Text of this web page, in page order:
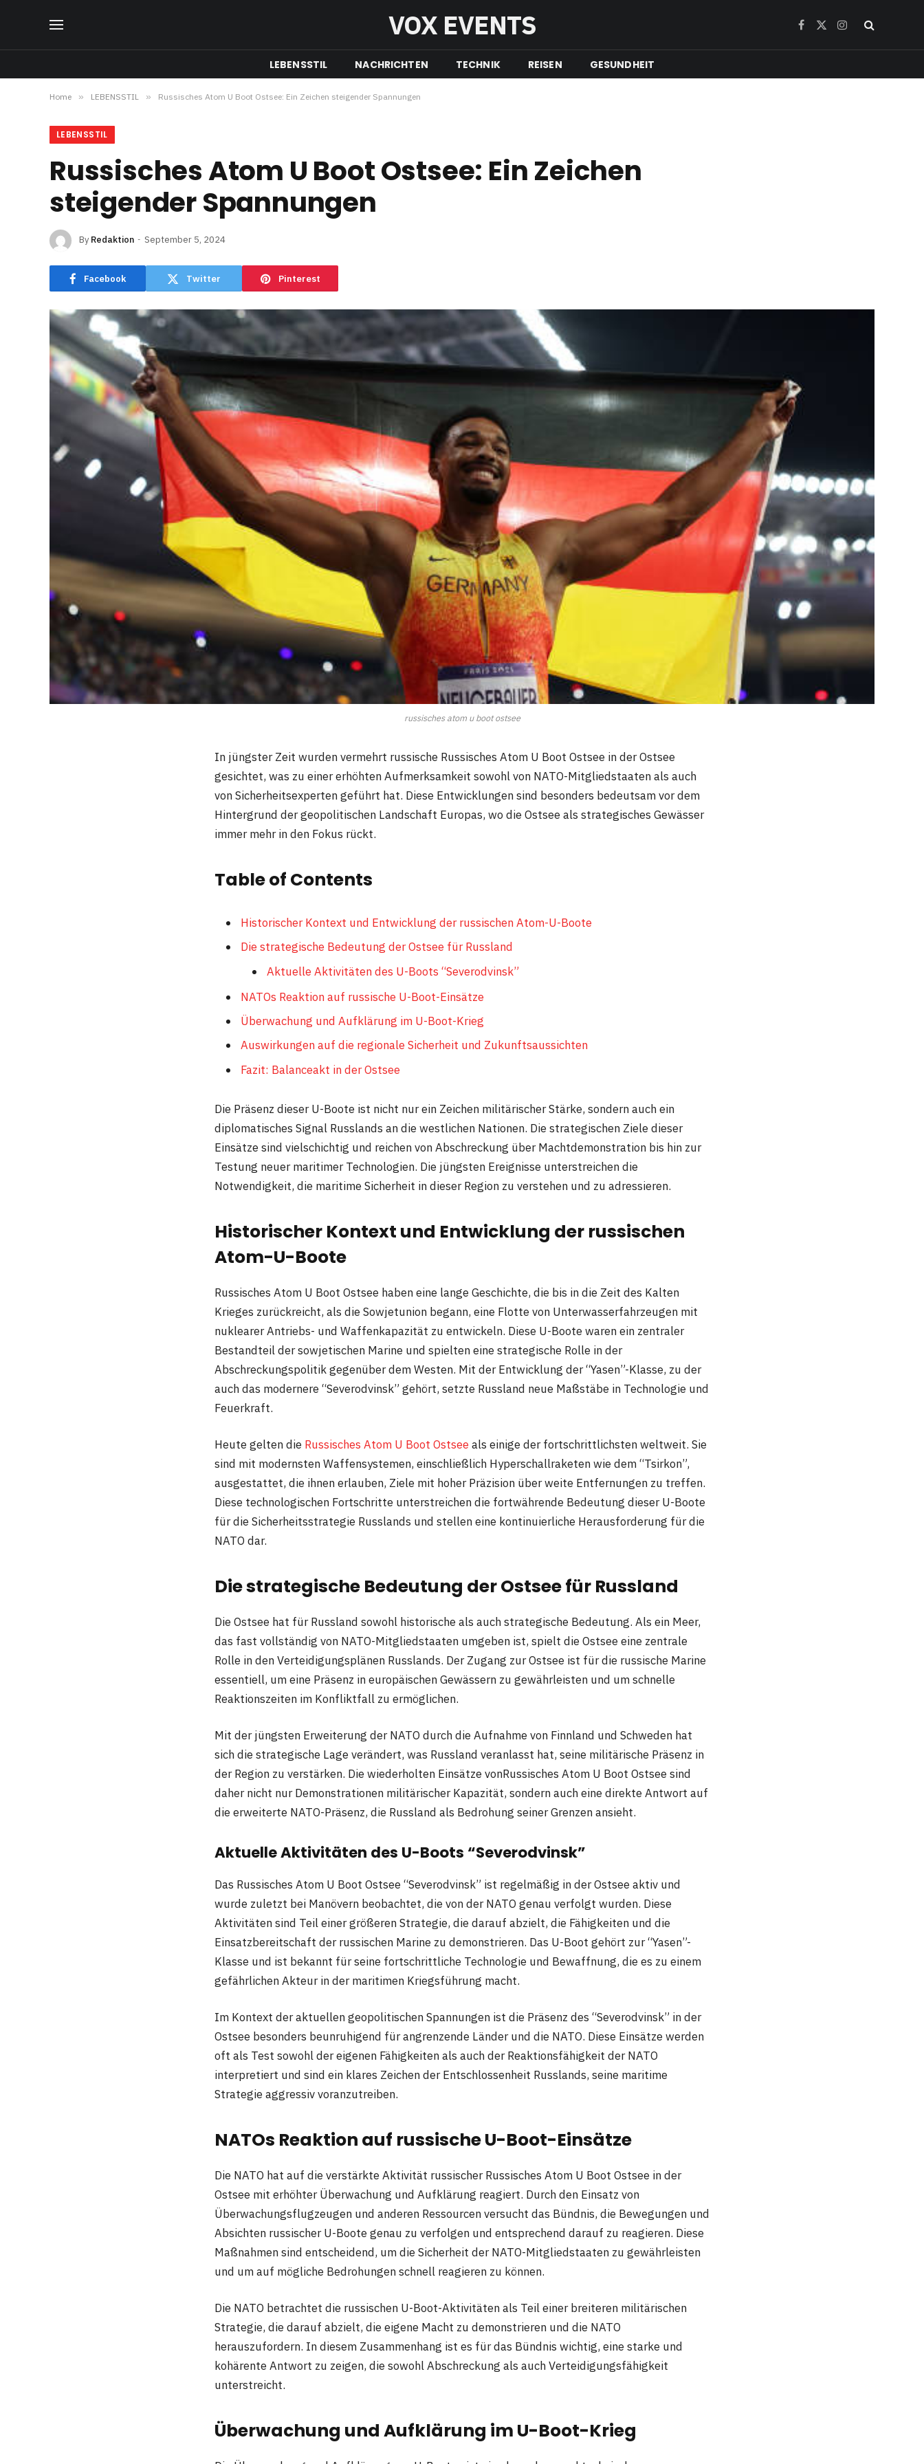
VOX EVENTS Facebook
X
Instagram
LEBENSSTIL NACHRICHTEN TECHNIK REISEN GESUNDHEIT
Home » LEBENSSTIL » Russisches Atom U Boot Ostsee: Ein Zeichen steigender Spannungen
LEBENSSTIL
Russisches Atom U Boot Ostsee: Ein Zeichen
steigender Spannungen
By Redaktion September 5, 2024
Facebook Twitter Pinterest
russisches atom u boot ostsee
In jüngster Zeit wurden vermehrt russische Russisches Atom U Boot Ostsee in der Ostsee
gesichtet, was zu einer erhöhten Aufmerksamkeit sowohl von NATO-Mitgliedstaaten als auch
von Sicherheitsexperten geführt hat. Diese Entwicklungen sind besonders bedeutsam vor dem
Hintergrund der geopolitischen Landschaft Europas, wo die Ostsee als strategisches Gewässer
immer mehr in den Fokus rückt.
Table of Contents
Historischer Kontext und Entwicklung der russischen Atom-U-Boote
Die strategische Bedeutung der Ostsee für Russland
Aktuelle Aktivitäten des U-Boots “Severodvinsk”
NATOs Reaktion auf russische U-Boot-Einsätze
Überwachung und Aufklärung im U-Boot-Krieg
Auswirkungen auf die regionale Sicherheit und Zukunftsaussichten
Fazit: Balanceakt in der Ostsee
Die Präsenz dieser U-Boote ist nicht nur ein Zeichen militärischer Stärke, sondern auch ein
diplomatisches Signal Russlands an die westlichen Nationen. Die strategischen Ziele dieser
Einsätze sind vielschichtig und reichen von Abschreckung über Machtdemonstration bis hin zur
Testung neuer maritimer Technologien. Die jüngsten Ereignisse unterstreichen die
Notwendigkeit, die maritime Sicherheit in dieser Region zu verstehen und zu adressieren.
Historischer Kontext und Entwicklung der russischen
Atom-U-Boote
Russisches Atom U Boot Ostsee haben eine lange Geschichte, die bis in die Zeit des Kalten
Krieges zurückreicht, als die Sowjetunion begann, eine Flotte von Unterwasserfahrzeugen mit
nuklearer Antriebs- und Waffenkapazität zu entwickeln. Diese U-Boote waren ein zentraler
Bestandteil der sowjetischen Marine und spielten eine strategische Rolle in der
Abschreckungspolitik gegenüber dem Westen. Mit der Entwicklung der “Yasen”-Klasse, zu der
auch das modernere “Severodvinsk” gehört, setzte Russland neue Maßstäbe in Technologie und
Feuerkraft.
Heute gelten die Russisches Atom U Boot Ostsee als einige der fortschrittlichsten weltweit. Sie
sind mit modernsten Waffensystemen, einschließlich Hyperschallraketen wie dem “Tsirkon”,
ausgestattet, die ihnen erlauben, Ziele mit hoher Präzision über weite Entfernungen zu treffen.
Diese technologischen Fortschritte unterstreichen die fortwährende Bedeutung dieser U-Boote
für die Sicherheitsstrategie Russlands und stellen eine kontinuierliche Herausforderung für die
NATO dar.
Die strategische Bedeutung der Ostsee für Russland
Die Ostsee hat für Russland sowohl historische als auch strategische Bedeutung. Als ein Meer,
das fast vollständig von NATO-Mitgliedstaaten umgeben ist, spielt die Ostsee eine zentrale
Rolle in den Verteidigungsplänen Russlands. Der Zugang zur Ostsee ist für die russische Marine
essentiell, um eine Präsenz in europäischen Gewässern zu gewährleisten und um schnelle
Reaktionszeiten im Konfliktfall zu ermöglichen.
Mit der jüngsten Erweiterung der NATO durch die Aufnahme von Finnland und Schweden hat
sich die strategische Lage verändert, was Russland veranlasst hat, seine militärische Präsenz in
der Region zu verstärken. Die wiederholten Einsätze vonRussisches Atom U Boot Ostsee sind
daher nicht nur Demonstrationen militärischer Kapazität, sondern auch eine direkte Antwort auf
die erweiterte NATO-Präsenz, die Russland als Bedrohung seiner Grenzen ansieht.
Aktuelle Aktivitäten des U-Boots “Severodvinsk”
Das Russisches Atom U Boot Ostsee “Severodvinsk” ist regelmäßig in der Ostsee aktiv und
wurde zuletzt bei Manövern beobachtet, die von der NATO genau verfolgt wurden. Diese
Aktivitäten sind Teil einer größeren Strategie, die darauf abzielt, die Fähigkeiten und die
Einsatzbereitschaft der russischen Marine zu demonstrieren. Das U-Boot gehört zur “Yasen”-
Klasse und ist bekannt für seine fortschrittliche Technologie und Bewaffnung, die es zu einem
gefährlichen Akteur in der maritimen Kriegsführung macht.
Im Kontext der aktuellen geopolitischen Spannungen ist die Präsenz des “Severodvinsk” in der
Ostsee besonders beunruhigend für angrenzende Länder und die NATO. Diese Einsätze werden
oft als Test sowohl der eigenen Fähigkeiten als auch der Reaktionsfähigkeit der NATO
interpretiert und sind ein klares Zeichen der Entschlossenheit Russlands, seine maritime
Strategie aggressiv voranzutreiben.
NATOs Reaktion auf russische U-Boot-Einsätze
Die NATO hat auf die verstärkte Aktivität russischer Russisches Atom U Boot Ostsee in der
Ostsee mit erhöhter Überwachung und Aufklärung reagiert. Durch den Einsatz von
Überwachungsflugzeugen und anderen Ressourcen versucht das Bündnis, die Bewegungen und
Absichten russischer U-Boote genau zu verfolgen und entsprechend darauf zu reagieren. Diese
Maßnahmen sind entscheidend, um die Sicherheit der NATO-Mitgliedstaaten zu gewährleisten
und um auf mögliche Bedrohungen schnell reagieren zu können.
Die NATO betrachtet die russischen U-Boot-Aktivitäten als Teil einer breiteren militärischen
Strategie, die darauf abzielt, die eigene Macht zu demonstrieren und die NATO
herauszufordern. In diesem Zusammenhang ist es für das Bündnis wichtig, eine starke und
kohärente Antwort zu zeigen, die sowohl Abschreckung als auch Verteidigungsfähigkeit
unterstreicht.
Überwachung und Aufklärung im U-Boot-Krieg